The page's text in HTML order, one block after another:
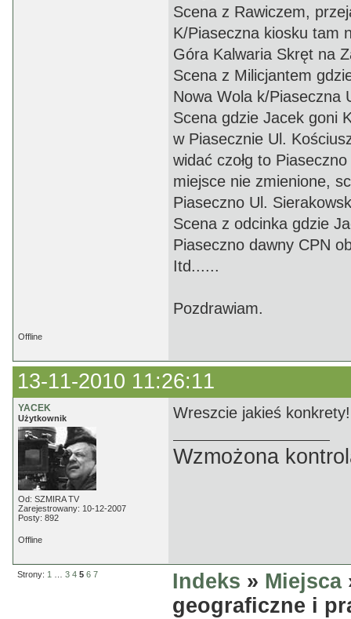
Scena z Rawiczem,
K/Piaseczna kiosku tam
Góra Kalwaria Skręt na
Scena z Milicjantem
Nowa Wola k/Piaseczna
Scena gdzie Jacek goni
w Piasecznie Ul.
widać czołg to
miejsce nie zmienione,
Piaseczno Ul.
Scena z odcinka gdzie
Piaseczno dawny CPN
Itd......
Pozdrawiam.
Offline
13-11-2010 11:26:11
YACEK
Użytkownik
Od: SZMIRA TV
Zarejestrowany: 10-12-2007
Posty: 892
Wreszcie jakieś konkrety!
Wzmożona
Offline
Strony: 1 3 4 5 6 7 Indeks » Miejsca
geograficzne i